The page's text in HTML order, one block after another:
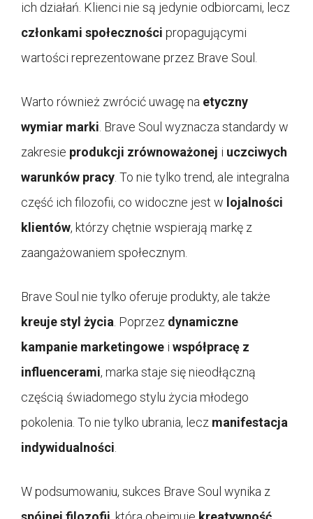
ich działań. Klienci nie są jedynie odbiorcami, lecz
członkami społeczności propagującymi
wartości reprezentowane przez Brave Soul.
Warto również zwrócić uwagę na etyczny
wymiar marki. Brave Soul wyznacza standardy w
zakresie produkcji zrównoważonej i uczciwych
warunków pracy. To nie tylko trend, ale integralna
część ich filozofii, co widoczne jest w lojalności
klientów, którzy chętnie wspierają markę z
zaangażowaniem społecznym.
Brave Soul nie tylko oferuje produkty, ale także
kreuje styl życia. Poprzez dynamiczne
kampanie marketingowe i współpracę z
influencerami, marka staje się nieodłączną
częścią świadomego stylu życia młodego
pokolenia. To nie tylko ubrania, lecz manifestacja
indywidualności.
W podsumowaniu, sukces Brave Soul wynika z